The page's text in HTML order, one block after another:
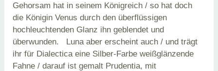
Gehorsam hat in seinem Königreich / so hat doch
die Königin Venus durch den überflüssigen
hochleuchtenden Glanz ihn geblendet und
überwunden. Luna aber erscheint auch / und trägt
ihr für Dialectica eine Silber-Farbe weißglänzende
Fahne / darauf ist gemalt Prudentia, mit